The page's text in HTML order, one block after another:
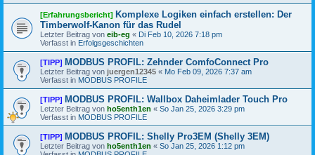
[Erfahrungsbericht] Komplexe Logiken einfach erstellen: Der
Timberwolf-Kanon für das Rudel
Letzter Beitrag von eib-eg « Di Feb 10, 2026 7:18 pm
Verfasst in Erfolgsgeschichten
[TIPP] MODBUS PROFIL: Zehnder ComfoConnect Pro
Letzter Beitrag von juergen12345 « Mo Feb 09, 2026 7:37 am
Verfasst in MODBUS PROFILE
[TIPP] MODBUS PROFIL: Wallbox Daheimlader Touch Pro
Letzter Beitrag von ho5enth1en « So Jan 25, 2026 3:29 pm
Verfasst in MODBUS PROFILE
[TIPP] MODBUS PROFIL: Shelly Pro3EM (Shelly 3EM)
Letzter Beitrag von ho5enth1en « So Jan 25, 2026 1:12 pm